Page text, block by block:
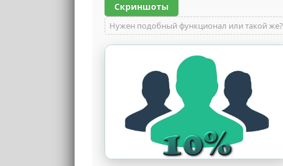
Скриншоты
Нужен подобный функционал или такой же?